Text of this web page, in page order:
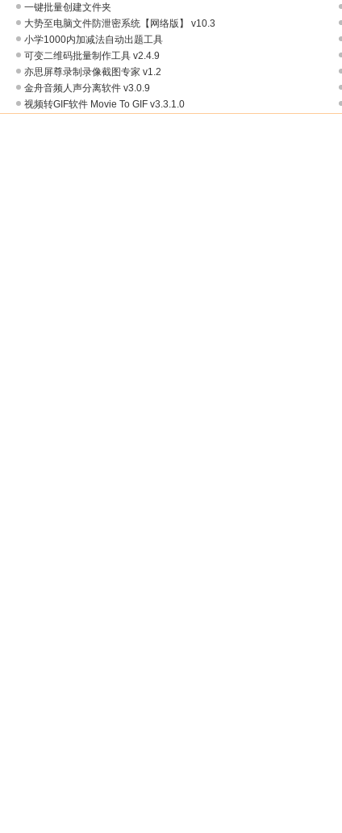
一键批量创建文件夹
大势至电脑文件防泄密系统【网络版】 v10.3
小学1000内加减法自动出题工具
可变二维码批量制作工具 v2.4.9
亦思屏尊录制录像截图专家 v1.2
金舟音频人声分离软件 v3.0.9
视频转GIF软件 Movie To GIF v3.3.1.0